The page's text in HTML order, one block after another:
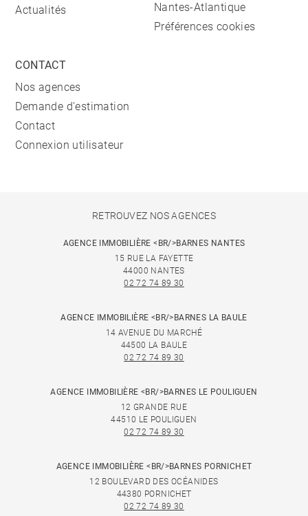
Actualités
Nantes-Atlantique
Préférences cookies
CONTACT
Nos agences
Demande d'estimation
Contact
Connexion utilisateur
RETROUVEZ NOS AGENCES
AGENCE IMMOBILIÈRE <BR/>BARNES NANTES
15 RUE LA FAYETTE
44000 NANTES
02 72 74 89 30
AGENCE IMMOBILIÈRE <BR/>BARNES LA BAULE
14 AVENUE DU MARCHÉ
44500 LA BAULE
02 72 74 89 30
AGENCE IMMOBILIÈRE <BR/>BARNES LE POULIGUEN
12 GRANDE RUE
44510 LE POULIGUEN
02 72 74 89 30
AGENCE IMMOBILIÈRE <BR/>BARNES PORNICHET
12 BOULEVARD DES OCÉANIDES
44380 PORNICHET
02 72 74 89 30